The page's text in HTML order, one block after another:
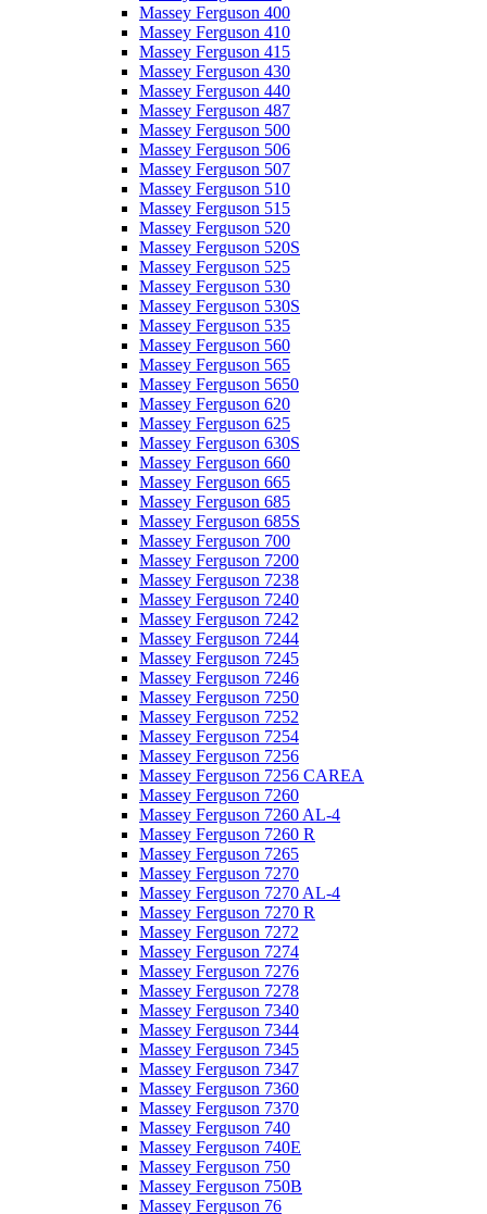
Massey Ferguson 400
Massey Ferguson 410
Massey Ferguson 415
Massey Ferguson 430
Massey Ferguson 440
Massey Ferguson 487
Massey Ferguson 500
Massey Ferguson 506
Massey Ferguson 507
Massey Ferguson 510
Massey Ferguson 515
Massey Ferguson 520
Massey Ferguson 520S
Massey Ferguson 525
Massey Ferguson 530
Massey Ferguson 530S
Massey Ferguson 535
Massey Ferguson 560
Massey Ferguson 565
Massey Ferguson 5650
Massey Ferguson 620
Massey Ferguson 625
Massey Ferguson 630S
Massey Ferguson 660
Massey Ferguson 665
Massey Ferguson 685
Massey Ferguson 685S
Massey Ferguson 700
Massey Ferguson 7200
Massey Ferguson 7238
Massey Ferguson 7240
Massey Ferguson 7242
Massey Ferguson 7244
Massey Ferguson 7245
Massey Ferguson 7246
Massey Ferguson 7250
Massey Ferguson 7252
Massey Ferguson 7254
Massey Ferguson 7256
Massey Ferguson 7256 CAREA
Massey Ferguson 7260
Massey Ferguson 7260 AL-4
Massey Ferguson 7260 R
Massey Ferguson 7265
Massey Ferguson 7270
Massey Ferguson 7270 AL-4
Massey Ferguson 7270 R
Massey Ferguson 7272
Massey Ferguson 7274
Massey Ferguson 7276
Massey Ferguson 7278
Massey Ferguson 7340
Massey Ferguson 7344
Massey Ferguson 7345
Massey Ferguson 7347
Massey Ferguson 7360
Massey Ferguson 7370
Massey Ferguson 740
Massey Ferguson 740E
Massey Ferguson 750
Massey Ferguson 750B
Massey Ferguson 76